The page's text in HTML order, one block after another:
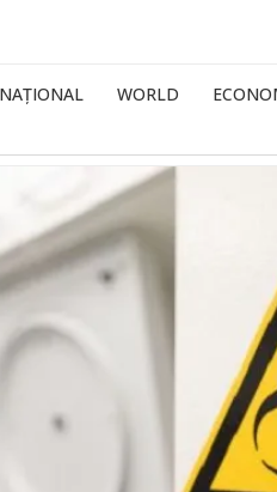
NAȚIONAL WORLD